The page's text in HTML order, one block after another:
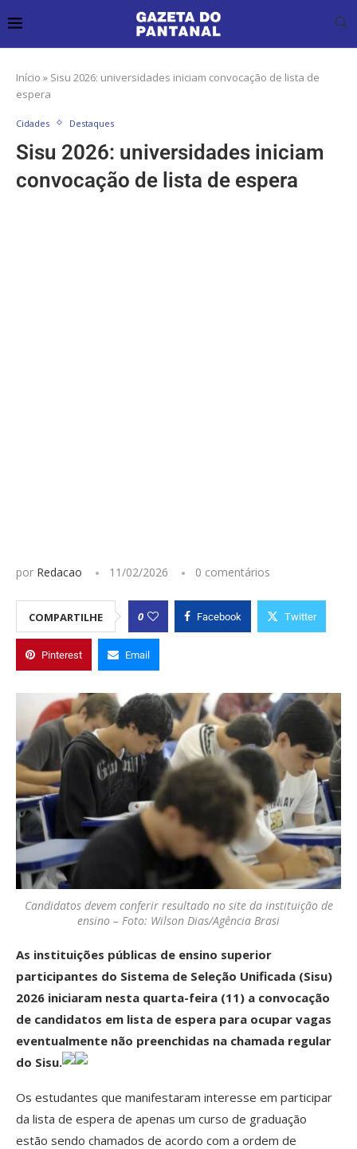
Início » Sisu 2026: universidades iniciam convocação de lista de
espera
Cidades Destaques
Sisu 2026: universidades iniciam
convocação de lista de espera
por Redacao 11/02/2026 0 comentários
COMPARTILHE 0 Facebook Twitter
Pinterest Email
Candidatos devem conferir resultado no site da instituição de
ensino – Foto: Wilson Dias/Agência Brasi
As instituições públicas de ensino superior
participantes do Sistema de Seleção Unificada (Sisu)
2026 iniciaram nesta quarta-feira (11) a convocação
de candidatos em lista de espera para ocupar vagas
eventualmente não preenchidas na chamada regular
do Sisu.
Os estudantes que manifestaram interesse em participar
da lista de espera de apenas um curso de graduação
estão sendo chamados de acordo com a ordem de